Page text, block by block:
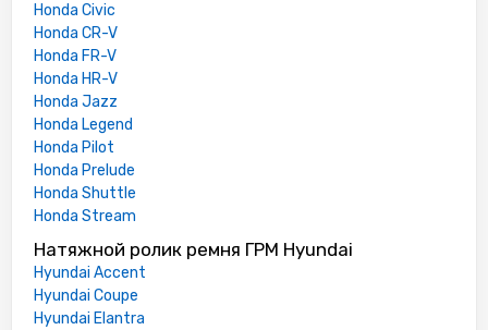
Honda Civic
Honda CR-V
Honda FR-V
Honda HR-V
Honda Jazz
Honda Legend
Honda Pilot
Honda Prelude
Honda Shuttle
Honda Stream
Натяжной ролик ремня ГРМ Hyundai
Hyundai Accent
Hyundai Coupe
Hyundai Elantra